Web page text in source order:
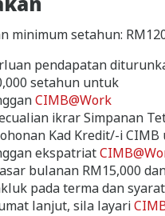
minimum setahun:
pendapatan
setahun untuk
CIMB@Work
ikrar Simpanan
Kad Kredit/-i
ekspatriat
bulanan RM15,000
pada terma dan
lanjut, sila layari